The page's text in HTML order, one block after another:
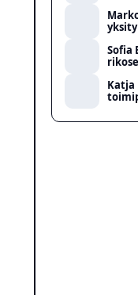
Sofia
Katja